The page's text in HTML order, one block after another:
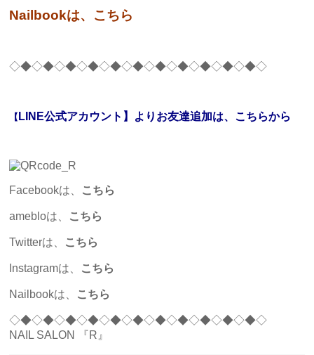
Nailbookは、こちら
◇◆◇◆◇◆◇◆◇◆◇◆◇◆◇◆◇◆◇◆◇◆◇
【 LINE公式アカウント】よりお友達追加は、こちらから
Facebookは、 こちら
amebloは、 こちら
Twitterは、 こちら
Instagramは、 こちら
Nailbookは、 こちら
◇◆◇◆◇◆◇◆◇◆◇◆◇◆◇◆◇◆◇◆◇◆◇
NAIL SALON 『R』